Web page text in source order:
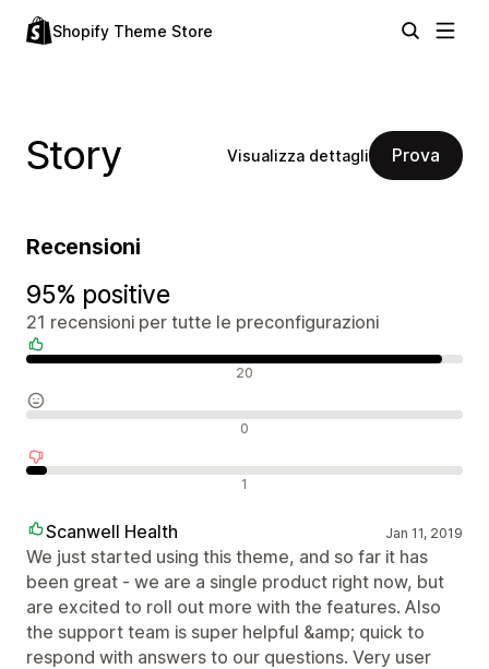
Shopify Theme Store
Story Visualizza dettagli Prova
Recensioni
95% positive
21 recensioni per tutte le preconfigurazioni
20
0
1
Scanwell Health Jan 11, 2019
We just started using this theme, and so far it has
been great - we are a single product right now, but
are excited to roll out more with the features. Also
the support team is super helpful &amp; quick to
respond with answers to our questions. Very user